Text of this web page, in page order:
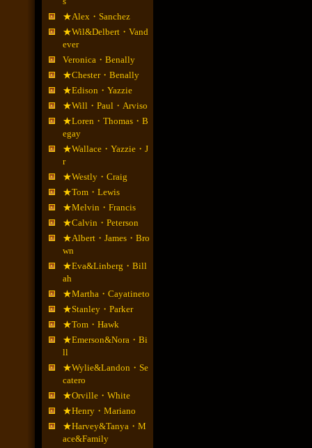
★Alex・Sanchez
★Wil&Delbert・Vand
ever
Veronica・Benally
★Chester・Benally
★Edison・Yazzie
★Will・Paul・Arviso
★Loren・Thomas・B
egay
★Wallace・Yazzie・J
r
★Westly・Craig
★Tom・Lewis
★Melvin・Francis
★Calvin・Peterson
★Albert・James・Bro
wn
★Eva&Linberg・Bill
ah
★Martha・Cayatineto
★Stanley・Parker
★Tom・Hawk
★Emerson&Nora・Bi
ll
★Wylie&Landon・Se
catero
★Orville・White
★Henry・Mariano
★Harvey&Tanya・M
ace&Family